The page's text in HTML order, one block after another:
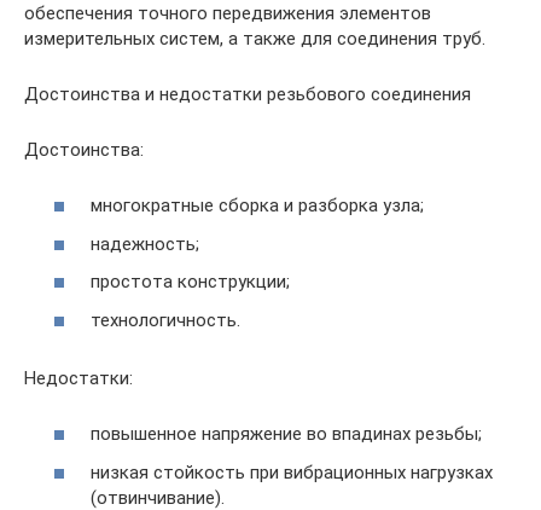
обеспечения точного передвижения элементов
измерительных систем, а также для соединения труб.
Достоинства и недостатки резьбового соединения
Достоинства:
многократные сборка и разборка узла;
надежность;
простота конструкции;
технологичность.
Недостатки:
повышенное напряжение во впадинах резьбы;
низкая стойкость при вибрационных нагрузках
(отвинчивание).